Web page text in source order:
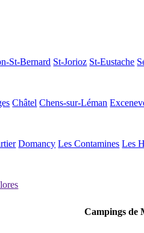
St-Bernard St-Jorioz St-Eustache
Châtel Chens-sur-Léman
Domancy Les Contamines Les
Campings de